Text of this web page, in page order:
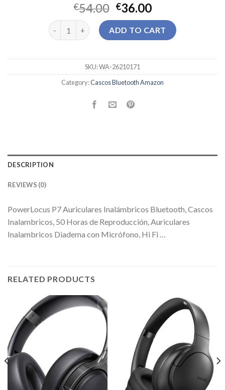
€54.00 €36.00
cascos bluetooth amazon quantity
ADD TO CART
SKU:WA-26210171
Category:Cascos Bluetooth Amazon
DESCRIPTION
REVIEWS (0)
PowerLocus P7 Auriculares Inalámbricos Bluetooth, Cascos
Inalambricos, 50 Horas de Reproducción, Auriculares
Inalambricos Diadema con Micrófono, Hi Fi …
RELATED PRODUCTS